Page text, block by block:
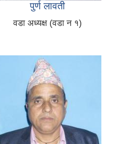
पुर्ण लावती
वडा अध्यक्ष (वडा न १)